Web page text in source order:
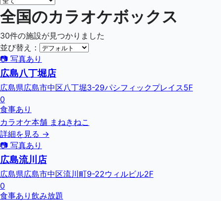
全国のカラオケボックス
30件の施設が見つかりました
並び替え：
📷 写真あり
広島八丁堀店
広島県広島市中区八丁堀3-29パシフィックプレイス5F
0
食事あり
カラオケ本舗 まねきねこ
詳細を見る →
📷 写真あり
広島流川店
広島県広島市中区流川町9-22ウィルビル2F
0
食事あり 飲み放題